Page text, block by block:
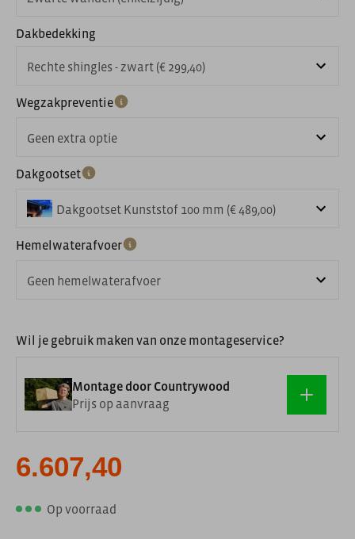
Dakbedekking
Rechte shingles - zwart (€ 299,40)
Wegzakpreventie
Geen extra optie
Dakgootset
Dakgootset Kunststof 100 mm (€ 489,00)
Hemelwaterafvoer
Geen hemelwaterafvoer
Wil je gebruik maken van onze montageservice?
Montage door Countrywood
Prijs op aanvraag
6.607,40
Op voorraad